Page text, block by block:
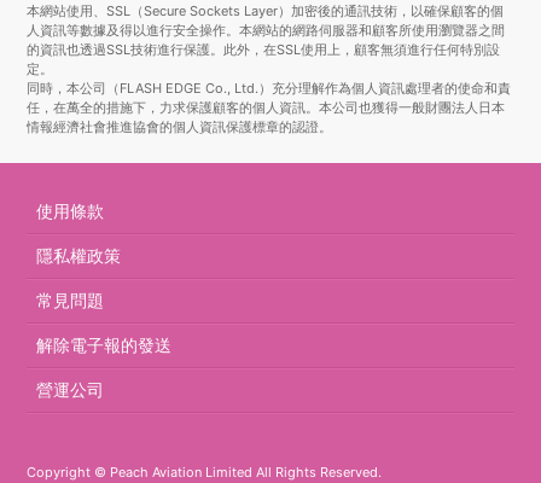
本網站使用、SSL（Secure Sockets Layer）加密後的通訊技術，以確保顧客的個
人資訊等數據及得以進行安全操作。本網站的網路伺服器和顧客所使用瀏覽器之間
的資訊也透過SSL技術進行保護。此外，在SSL使用上，顧客無須進行任何特別設
定。
同時，本公司（FLASH EDGE Co., Ltd.）充分理解作為個人資訊處理者的使命和責
任，在萬全的措施下，力求保護顧客的個人資訊。本公司也獲得一般財團法人日本
情報經濟社會推進協會的個人資訊保護標章的認證。
使用條款
隱私權政策
常見問題
解除電子報的發送
營運公司
Copyright © Peach Aviation Limited All Rights Reserved.